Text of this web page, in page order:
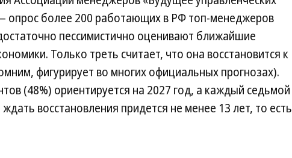
опрос более 200 работающих в РФ топ-менеджеров
пессимистично оценивают ближайшие
Только треть считает, что она восстановится к
фигурирует во многих официальных прогнозах).
(48%) ориентируется на 2027 год, а каждый седьмой
восстановления придется не менее 13 лет, то есть